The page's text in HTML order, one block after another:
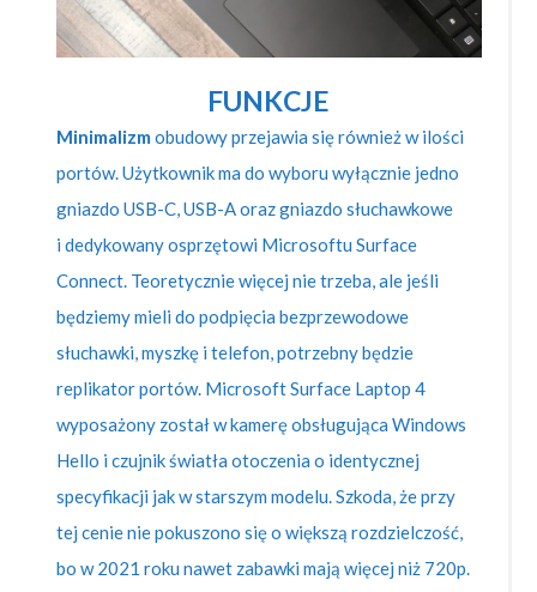
FUNKCJE
Minimalizm obudowy przejawia się również w ilości
portów. Użytkownik ma do wyboru wyłącznie jedno
gniazdo USB-C, USB-A oraz gniazdo słuchawkowe
i dedykowany osprzętowi Microsoftu Surface
Connect. Teoretycznie więcej nie trzeba, ale jeśli
będziemy mieli do podpięcia bezprzewodowe
słuchawki, myszkę i telefon, potrzebny będzie
replikator portów. Microsoft Surface Laptop 4
wyposażony został w kamerę obsługująca Windows
Hello i czujnik światła otoczenia o identycznej
specyfikacji jak w starszym modelu. Szkoda, że przy
tej cenie nie pokuszono się o większą rozdzielczość,
bo w 2021 roku nawet zabawki mają więcej niż 720p.